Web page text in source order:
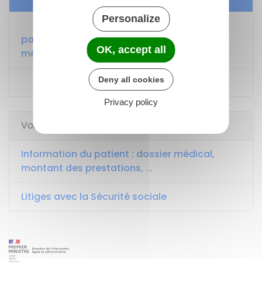
Déclaration via un formulaire par le
patient d'événements indésirables liés aux
médicaments ou aux produits de santé
Signalement santé
Voir aussi
Information du patient : dossier médical,
montant des prestations, ...
Litiges avec la Sécurité sociale
Personalize
OK, accept all
Deny all cookies
Privacy policy